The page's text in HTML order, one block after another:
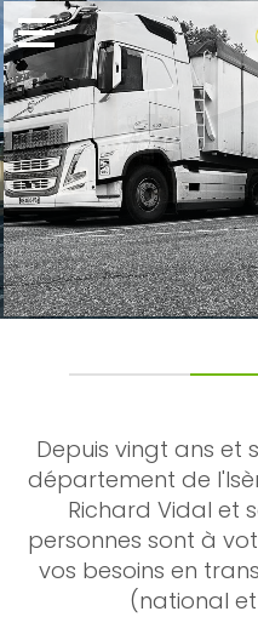
Depuis vingt ans et
département de
Richard Vidal et
personnes sont à
vos besoins en
(national